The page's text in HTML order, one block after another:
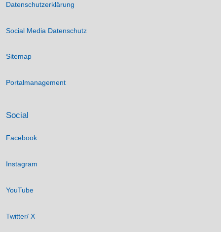
Datenschutzerklärung
Social Media Datenschutz
Sitemap
Portalmanagement
Social
Facebook
Instagram
YouTube
Twitter/ X